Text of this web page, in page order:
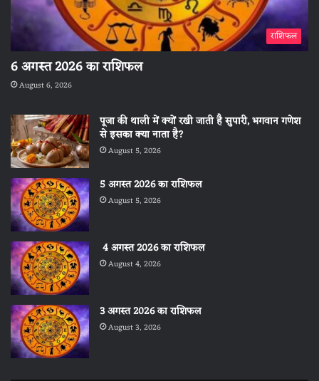
राशिफल
6 अगस्त 2026 का राशिफल
August 6, 2026
पूजा की थाली में क्यों रखी जाती है सुपारी, भगवान गणेश
से इसका क्या नाता है?
August 5, 2026
5 अगस्त 2026 का राशिफल
August 5, 2026
4 अगस्त 2026 का राशिफल
August 4, 2026
3 अगस्त 2026 का राशिफल
August 3, 2026